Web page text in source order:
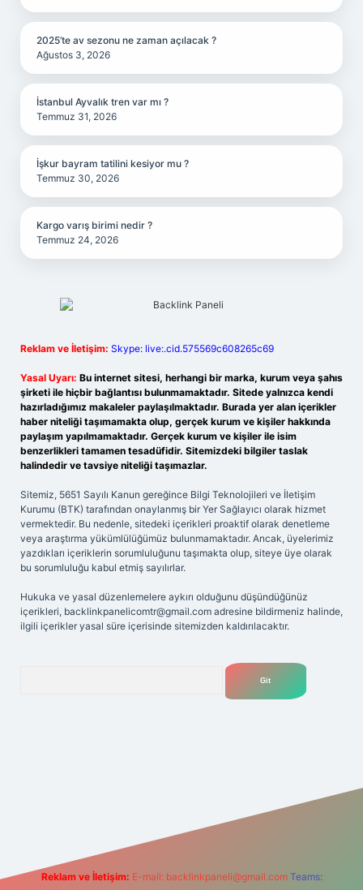
2025’te av sezonu ne zaman açılacak ?
Ağustos 3, 2026
İstanbul Ayvalık tren var mı ?
Temmuz 31, 2026
İşkur bayram tatilini kesiyor mu ?
Temmuz 30, 2026
Kargo varış birimi nedir ?
Temmuz 24, 2026
Reklam ve İletişim: Skype: live:.cid.575569c608265c69
Yasal Uyarı: Bu internet sitesi, herhangi bir marka, kurum veya şahıs
şirketi ile hiçbir bağlantısı bulunmamaktadır. Sitede yalnızca kendi
hazırladığımız makaleler paylaşılmaktadır. Burada yer alan içerikler
haber niteliği taşımamakta olup, gerçek kurum ve kişiler hakkında
paylaşım yapılmamaktadır. Gerçek kurum ve kişiler ile isim
benzerlikleri tamamen tesadüfidir. Sitemizdeki bilgiler taslak
halindedir ve tavsiye niteliği taşımazlar.
Sitemiz, 5651 Sayılı Kanun gereğince Bilgi Teknolojileri ve İletişim
Kurumu (BTK) tarafından onaylanmış bir Yer Sağlayıcı olarak hizmet
vermektedir. Bu nedenle, sitedeki içerikleri proaktif olarak denetleme
veya araştırma yükümlülüğümüz bulunmamaktadır. Ancak, üyelerimiz
yazdıkları içeriklerin sorumluluğunu taşımakta olup, siteye üye olarak
bu sorumluluğu kabul etmiş sayılırlar.
Hukuka ve yasal düzenlemelere aykırı olduğunu düşündüğünüz
içerikleri, backlinkpanelicomtr@gmail.com adresine bildirmeniz halinde,
ilgili içerikler yasal süre içerisinde sitemizden kaldırılacaktır.
Reklam ve İletişim: E-mail: backlinkpaneli@gmail.com Teams: